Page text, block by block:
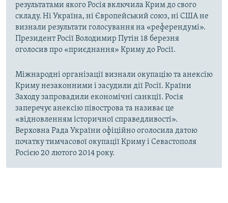
результатами якого Росія включила Крим до свого
складу. Ні Україна, ні Європейський союз, ні США не
визнали результати голосування на «референдумі».
Президент Росії Володимир Путін 18 березня
оголосив про «приєднання» Криму до Росії.
Міжнародні організації визнали окупацію та анексію
Криму незаконними і засудили дії Росії. Країни
Заходу запровадили економічні санкції. Росія
заперечує анексію півострова та називає це
«відновленням історичної справедливості».
Верховна Рада України офіційно оголосила датою
початку тимчасової окупації Криму і Севастополя
Росією 20 лютого 2014 року.